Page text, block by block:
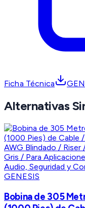
Ficha Técnica
Alternativas
GENESIS
Bobina de 305